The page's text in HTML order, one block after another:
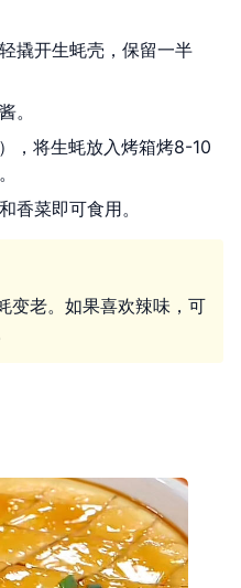
撬开生蚝壳，保留一半
。
，将生蚝放入烤箱烤8-10
香菜即可食用。
变老。如果喜欢辣味，可